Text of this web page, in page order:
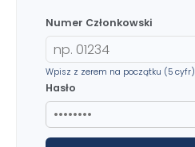
Numer Członkowski
Wpisz z zerem na początku (5 cyfr)
Hasło